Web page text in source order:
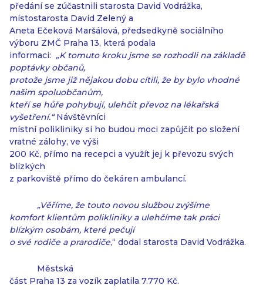
předání se zúčastnili starosta David Vodrážka,
místostarosta David Zelený a
Aneta Ečeková Maršálová, předsedkyně sociálního
výboru ZMČ Praha 13, která podala
informaci: „K tomuto kroku jsme se rozhodli na základě
poptávky občanů,
protože jsme již nějakou dobu cítili, že by bylo vhodné
našim spoluobčanům,
kteří se hůře pohybují, ulehčit převoz na lékařská
vyšetření.“Návštěvníci
místní polikliniky si ho budou moci zapůjčit po složení
vratné zálohy, ve výši
200 Kč, přímo na recepci a využít jej k převozu svých
blízkých
z parkoviště přímo do čekáren ambulancí.
„Věříme, že touto novou službou zvýšíme
komfort klientům polikliniky a ulehčíme tak práci
blízkým osobám, které pečují
o své rodiče a prarodiče,“ dodal starosta David Vodrážka.
Městská
část Praha 13 za vozík zaplatila 7.770 Kč.